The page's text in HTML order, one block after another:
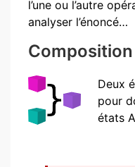
l’une ou l’autre
analyser l’énoncé…
Composition
Deux
pour
états